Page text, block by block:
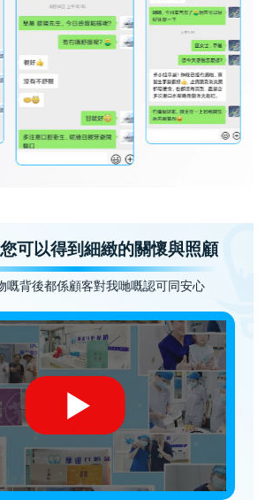
可以得到細緻的關懷與照顧
嘅背後都係顧客對我哋嘅認可同安心